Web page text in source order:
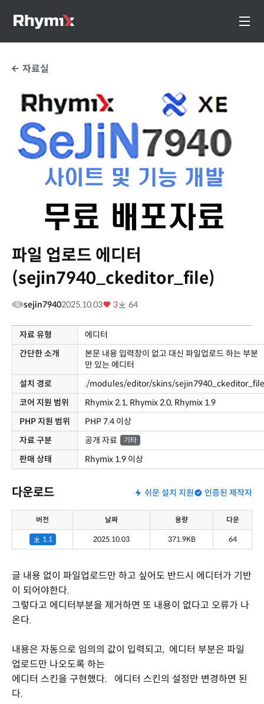
자료실
파일 업로드 에디터
(sejin7940_ckeditor_file)
sejin79402025.10.03 3 64
자료 유형
에디터
간단한 소개
본문 내용 입력창이 없고 대신 파일업로드 하는 부분
만 있는 에디터
설치 경로
./modules/editor/skins/sejin7940_ckeditor_file
코어 지원 범위
Rhymix 2.1, Rhymix 2.0, Rhymix 1.9
PHP 지원 범위
PHP 7.4 이상
자료 구분
공개 자료 기타
판매 상태 Rhymix 1.9 이상
다운로드 쉬운 설치 지원 인증된 제작자
버전 날짜 용량 다운
1.1 2025.10.03 371.9KB 64
글 내용 없이 파일업로드만 하고 싶어도 반드시 에디터가 기반
이 되어야한다.
그렇다고 에디터부분을 제거하면 또 내용이 없다고 오류가 나
온다.
내용은 자동으로 임의의 값이 입력되고, 에디터 부분은 파일
업로드만 나오도록 하는
에디터 스킨을 구현했다. 에디터 스킨의 설정만 변경하면 된
다.